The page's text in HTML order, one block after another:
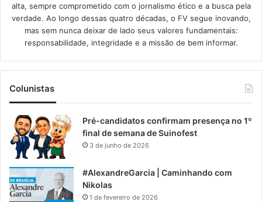
alta, sempre comprometido com o jornalismo ético e a busca pela
verdade. Ao longo dessas quatro décadas, o FV segue inovando,
mas sem nunca deixar de lado seus valores fundamentais:
responsabilidade, integridade e a missão de bem informar.​
Colunistas
Pré-candidatos confirmam presença no 1º
final de semana de Suinofest
3 de junho de 2026
#AlexandreGarcia | Caminhando com
Nikolas
1 de fevereiro de 2026